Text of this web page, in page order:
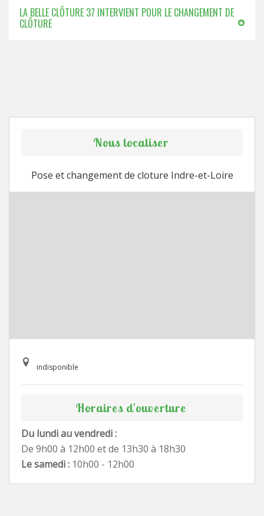
LA BELLE CLÔTURE 37 INTERVIENT POUR LE CHANGEMENT DE
CLÔTURE
Nous localiser
Pose et changement de cloture Indre-et-Loire
indisponible
Horaires d'ouverture
Du lundi au vendredi :
De 9h00 à 12h00 et de 13h30 à 18h30
Le samedi : 10h00 - 12h00